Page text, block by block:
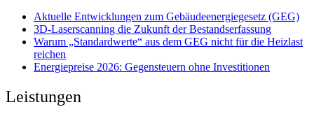
Aktuelle Entwicklungen zum Gebäudeenergiegesetz (GEG)
3D-Laserscanning die Zukunft der Bestandserfassung
Warum „Standardwerte“ aus dem GEG nicht für die Heizlast
reichen
Energiepreise 2026: Gegensteuern ohne Investitionen
Leistungen